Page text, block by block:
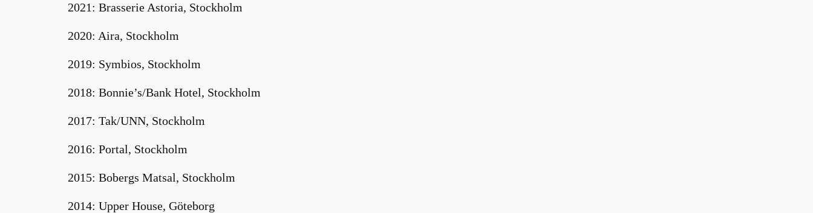
2021: Brasserie Astoria, Stockholm
2020: Aira, Stockholm
2019: Symbios, Stockholm
2018: Bonnie’s/Bank Hotel, Stockholm
2017: Tak/UNN, Stockholm
2016: Portal, Stockholm
2015: Bobergs Matsal, Stockholm
2014: Upper House, Göteborg